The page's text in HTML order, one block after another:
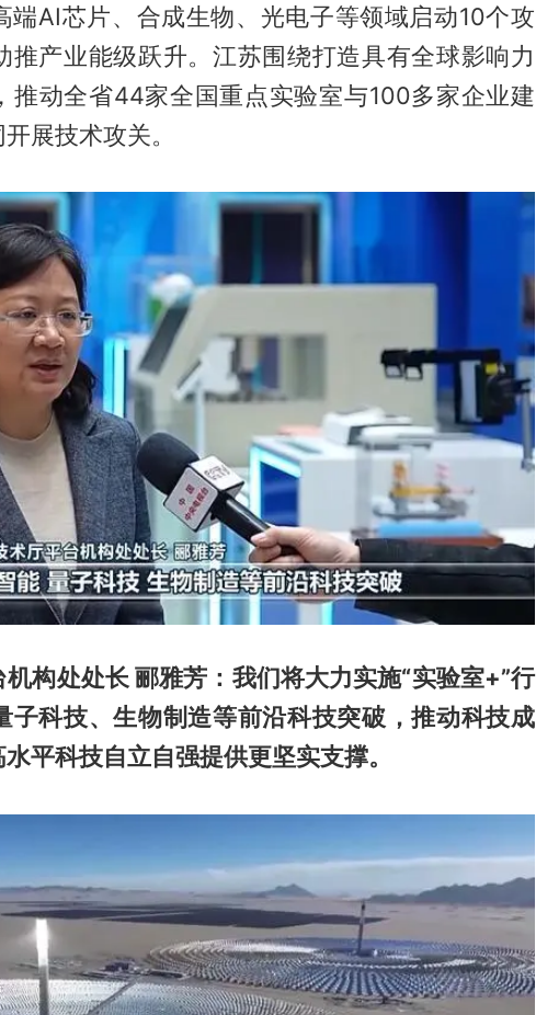
端AI芯片、合成生物、光电子等领域启动10个攻
推产业能级跃升。江苏围绕打造具有全球影响力
推动全省44家全国重点实验室与100多家企业建
展技术攻关。
构处处长 郦雅芳：我们将大力实施“实验室+”行
子科技、生物制造等前沿科技突破，推动科技成
平科技自立自强提供更坚实支撑。